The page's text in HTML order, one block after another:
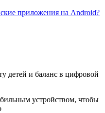
приложения на Android?
детей и баланс в цифровой
устройством, чтобы